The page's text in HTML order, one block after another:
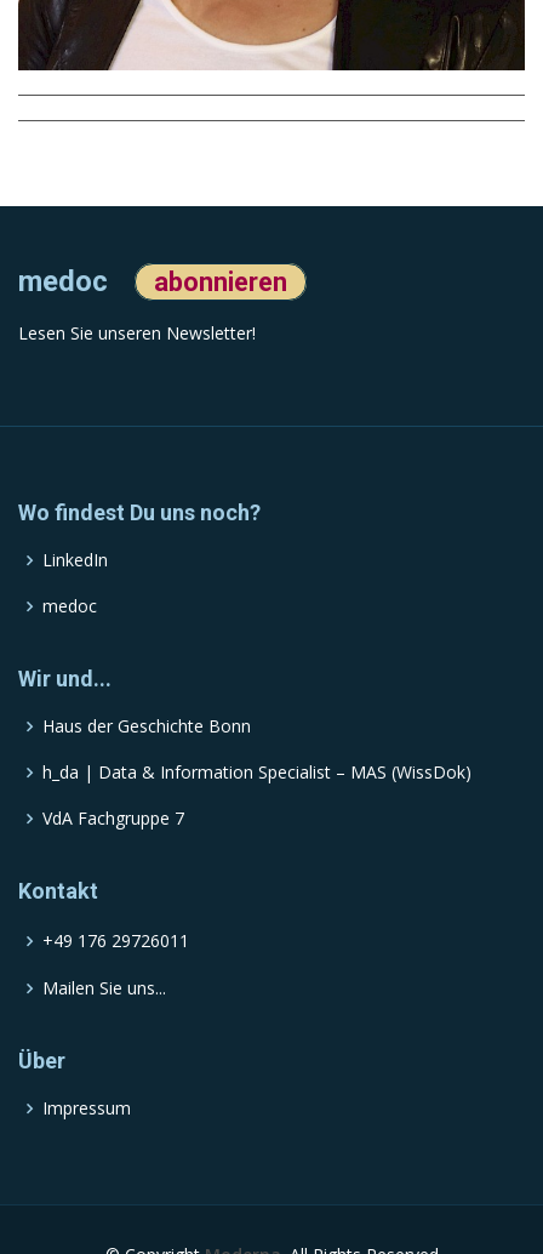
medoc abonnieren
Lesen Sie unseren Newsletter!
Wo findest Du uns noch?
LinkedIn
medoc
Wir und...
Haus der Geschichte Bonn
h_da | Data & Information Specialist – MAS (WissDok)
VdA Fachgruppe 7
Kontakt
+49 176 29726011
Mailen Sie uns...
Über
Impressum